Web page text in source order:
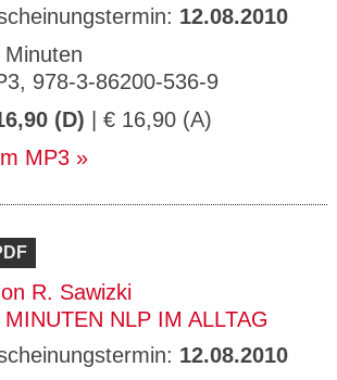
12.08.2010
Minuten
978-3-86200-536-9
(D) | € 16,90 (A)
MP3
R. Sawizki
MINUTEN NLP IM ALLTAG
12.08.2010